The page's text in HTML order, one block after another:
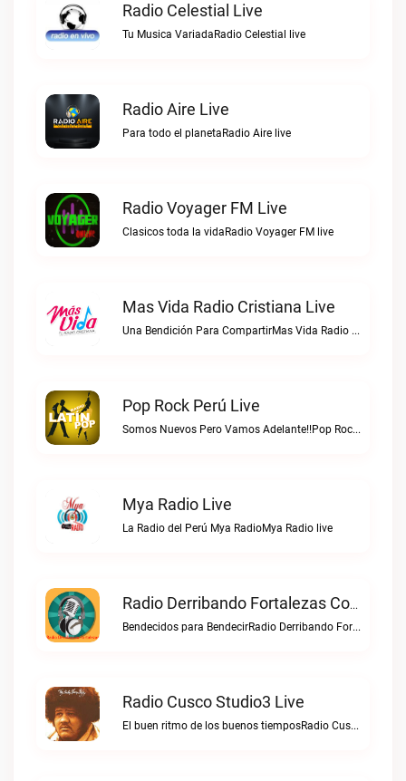
Radio Celestial Live
Tu Musica VariadaRadio Celestial live
Radio Aire Live
Para todo el planetaRadio Aire live
Radio Voyager FM Live
Clasicos toda la vidaRadio Voyager FM live
Mas Vida Radio Cristiana Live
Una Bendición Para CompartirMas Vida Radio Cristiana live
Pop Rock Perú Live
Somos Nuevos Pero Vamos Adelante!!Pop Rock Perú live
Mya Radio Live
La Radio del Perú Mya RadioMya Radio live
Radio Derribando Fortalezas Con Cristo Live
Bendecidos para BendecirRadio Derribando Fortalezas con Cristo live
Radio Cusco Studio3 Live
El buen ritmo de los buenos tiemposRadio Cusco Studio3 live